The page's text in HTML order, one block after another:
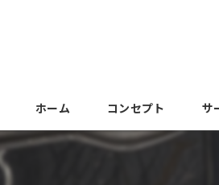
ホーム コンセプト サ